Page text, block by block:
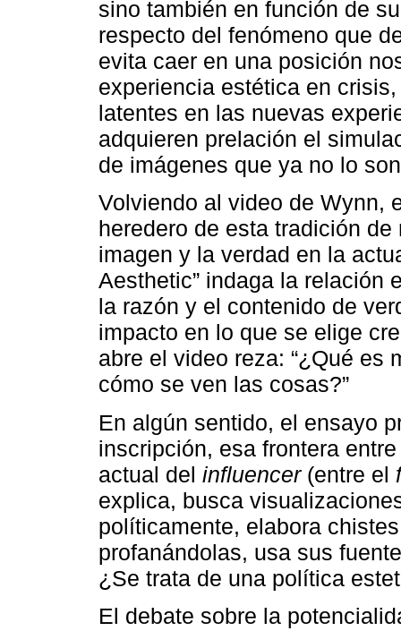
sino también en función de
respecto del fenómeno que
evita caer en una posición
experiencia estética en
latentes en las nuevas
adquieren prelación el
de imágenes que ya no lo
Volviendo al video de Wynn,
heredero de esta tradición
imagen y la verdad en la
Aesthetic” indaga la relación
la razón y el contenido de
impacto en lo que se elige
abre el video reza: “¿Qué es
cómo se ven las cosas?”
En algún sentido, el ensayo
inscripción, esa frontera
actual del influencer(entre el
explica, busca
políticamente, elabora
profanándolas, usa sus
¿Se trata de una política
El debate sobre la